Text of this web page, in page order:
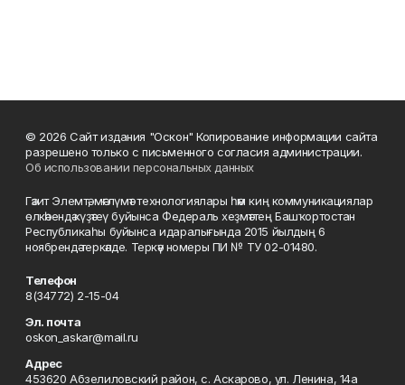
© 2026 Сайт издания "Оскон" Копирование информации сайта
разрешено только с письменного согласия администрации.
Об использовании персональных данных
Гәзит Элемтә, мәғлүмәт технологиялары һәм киң коммуникациялар
өлкәһендә күҙәтеү буйынса Федераль хеҙмәттең Башҡортостан
Республикаһы буйынса идаралығында 2015 йылдың 6
ноябрендә теркәлде. Теркәү номеры ПИ № ТУ 02-01480.
Телефон
8(34772) 2-15-04
Эл. почта
oskon_askar@mail.ru
Адрес
453620 Абзелиловский район, с. Аскарово, ул. Ленина, 14а